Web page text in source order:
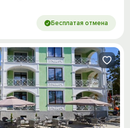
Бесплатая отмена